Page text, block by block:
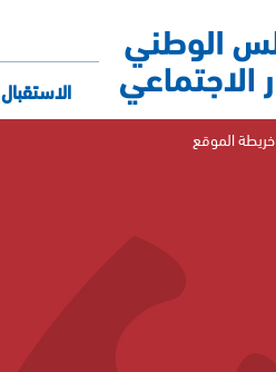
الاستقبال
خريطة الموقع